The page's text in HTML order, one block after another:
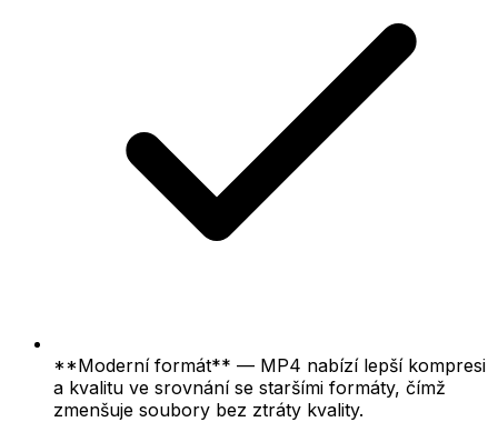
**Moderní formát** — MP4 nabízí lepší kompresi
a kvalitu ve srovnání se staršími formáty, čímž
zmenšuje soubory bez ztráty kvality.